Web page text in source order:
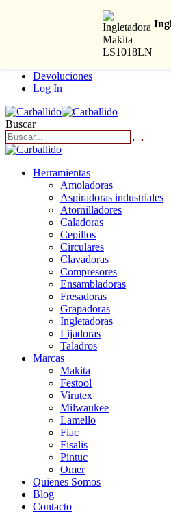
+34 916 62 40 86
Devoluciones
Log In
Buscar
Herramientas
Amoladoras
Aspiradoras industriales
Atornilladores
Caladoras
Cepillos
Circulares
Clavadoras
Compresores
Ensambladoras
Fresadoras
Grapadoras
Ingletadoras
Lijadoras
Taladros
Marcas
Makita
Festool
Virutex
Milwaukee
Lamello
Fiac
Fisalis
Pintuc
Omer
Quienes Somos
Blog
Contacto